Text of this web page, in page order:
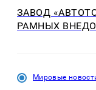
ЗАВОД
РАМНЫХ
Мировые